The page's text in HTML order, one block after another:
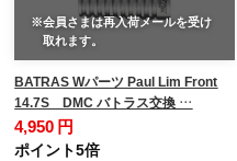
※会員さまは再入荷メールを受け
取れます。
BATRAS Wパーツ Paul Lim Front
14.7S DMC バトラス交換 …
4,950 円
ポイント5倍